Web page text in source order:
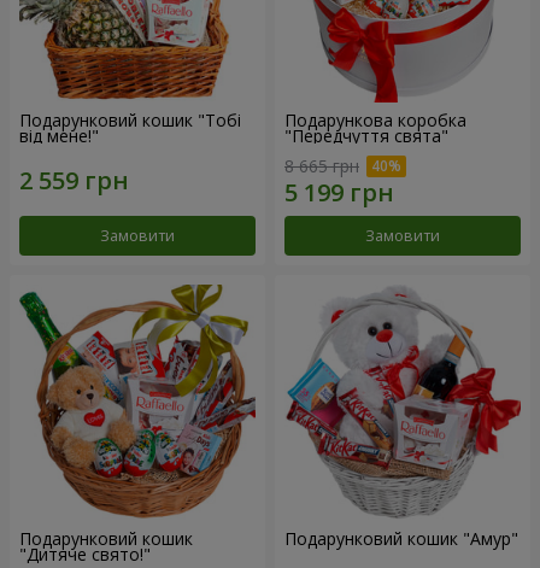
Подарунковий кошик "Тобі
від мене!"
Замовити
Подарункова коробка
"Передчуття свята"
8 665 грн
Замовити
Подарунковий кошик
"Дитяче свято!"
Подарунковий кошик "Амур"